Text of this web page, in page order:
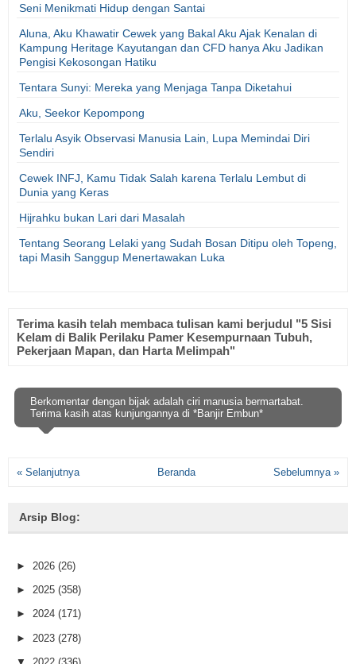
Seni Menikmati Hidup dengan Santai
Aluna, Aku Khawatir Cewek yang Bakal Aku Ajak Kenalan di
Kampung Heritage Kayutangan dan CFD hanya Aku Jadikan
Pengisi Kekosongan Hatiku
Tentara Sunyi: Mereka yang Menjaga Tanpa Diketahui
Aku, Seekor Kepompong
Terlalu Asyik Observasi Manusia Lain, Lupa Memindai Diri
Sendiri
Cewek INFJ, Kamu Tidak Salah karena Terlalu Lembut di
Dunia yang Keras
Hijrahku bukan Lari dari Masalah
Tentang Seorang Lelaki yang Sudah Bosan Ditipu oleh Topeng,
tapi Masih Sanggup Menertawakan Luka
Terima kasih telah membaca tulisan kami berjudul "5 Sisi
Kelam di Balik Perilaku Pamer Kesempurnaan Tubuh,
Pekerjaan Mapan, dan Harta Melimpah"
Berkomentar dengan bijak adalah ciri manusia bermartabat.
Terima kasih atas kunjungannya di *Banjir Embun*
« Selanjutnya Sebelumnya »
Beranda
Arsip Blog:
► 2026 (26)
► 2025 (358)
► 2024 (171)
► 2023 (278)